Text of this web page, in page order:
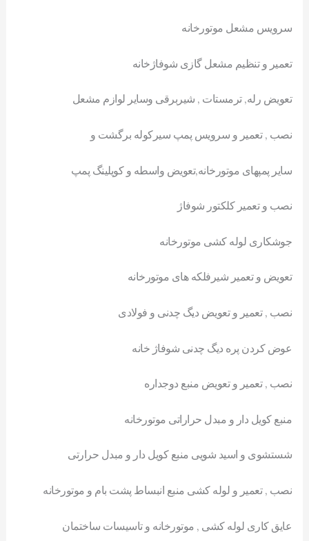
سرویس مشعل موتورخانه
تعمیر و تنظیم مشعل گازی شوفاژخانه
تعویض رله, ترمستات , شیربرقی وسایر لوازم مشعل
نصب , تعمیر و سرویس پمپ سیرکوله برگشت و
سایر پمپهای موتورخانه,تعویض واسطه و کوپلینگ پمپ
نصب و تعمیر کلکتور شوفاژ
جوشکاری لوله کشی موتورخانه
تعویض و تعمیر شیرفلکه های موتورخانه
نصب , تعمیر و تعویض دیگ چدنی و فولادی
عوض کردن پره دیگ چدنی شوفاژ خانه
نصب , تعمیر و تعویض منبع دوجداره
منبع کویل دار و مبدل حراراتی موتورخانه
شستشوی و اسید شویی منبع کویل دار و مبدل حرارتی
نصب , تعمیر و لوله کشی منبع انبساط پشت بام و موتورخانه
عایق کاری لوله کشی , موتورخانه و تاسیسات ساختمان